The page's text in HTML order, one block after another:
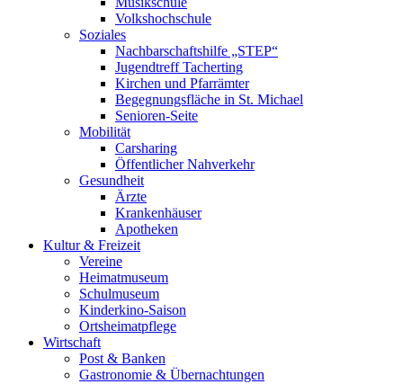
Volkshochschule
Soziales
Nachbarschaftshilfe „STEP“
Jugendtreff Tacherting
Kirchen und Pfarrämter
Begegnungsfläche in St. Michael
Senioren-Seite
Mobilität
Carsharing
Öffentlicher Nahverkehr
Gesundheit
Ärzte
Krankenhäuser
Apotheken
Kultur & Freizeit
Vereine
Heimatmuseum
Schulmuseum
Kinderkino-Saison
Ortsheimatpflege
Wirtschaft
Post & Banken
Gastronomie & Übernachtungen